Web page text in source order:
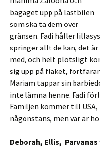
bagaget upp på lastbilen
som ska ta dem över
gränsen. Fadi håller
springer allt de kan, det
med, och helt plötsligt
sig upp på flaket,
Mariam tappar sin
inte lämna henne. Fadi
Familjen kommer till
någonstans, men var är
Deborah, Ellis, Parvanas